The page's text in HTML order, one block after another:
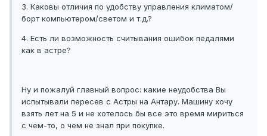
3. Каковы отличия по удобству управления климатом/
борт компьютером/светом и т.д.?
4. Есть ли возможность считывания ошибок педалями
как в астре?
Ну и пожалуй главный вопрос: какие неудобства Вы
испытывали пересев с Астры на Антару. Машину хочу
взять лет на 5 и не хотелось бы все это время мириться
с чем-то, о чем не знал при покупке.